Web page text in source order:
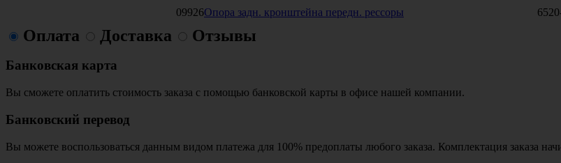
09926Опора задн. кронштейна передн. рессоры
Оплата Доставка Отзывы
Банковская карта
Вы сможете оплатить стоимость заказа с помощью банковской карты в офисе нашей компании.
Банковский перевод
Вы можете воспользоваться данным видом платежа для 100% предоплаты любого заказа. Комплектация заказа